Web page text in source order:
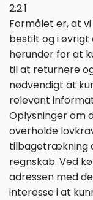
2.2.1
Formålet er, at
bestilt og i
herunder for at
til at returnere
nødvendigt at
relevant
Oplysninger om
overholde
tilbagetrækning
regnskab. Ved
adressen med
interesse i at